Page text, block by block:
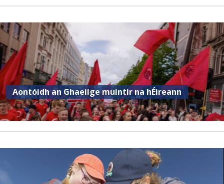
Aontóidh an Ghaeilge muintir na hÉireann